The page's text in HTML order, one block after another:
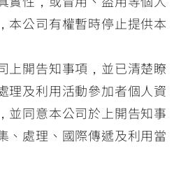
本公司有權暫時停止提供本
上開告知事項，並已清楚瞭
理及利用活動參加者個人資
並同意本公司於上開告知事
、處理、國際傳遞及利用當